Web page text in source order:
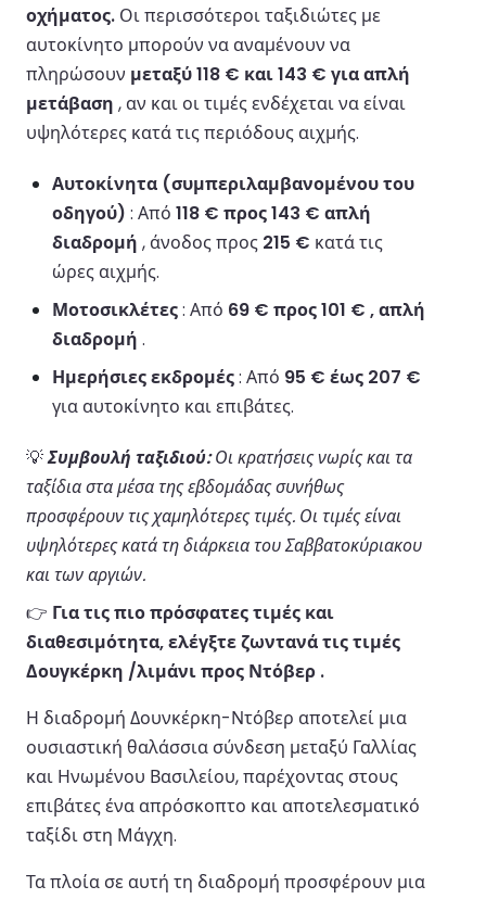
οχήματος. Οι περισσότεροι ταξιδιώτες με
αυτοκίνητο μπορούν να αναμένουν να
πληρώσουν μεταξύ 118 € και 143 € για απλή
μετάβαση , αν και οι τιμές ενδέχεται να είναι
υψηλότερες κατά τις περιόδους αιχμής.
Αυτοκίνητα (συμπεριλαμβανομένου του
οδηγού) : Από 118 € προς 143 € απλή
διαδρομή , άνοδος προς 215 € κατά τις
ώρες αιχμής.
Μοτοσικλέτες: Από 69 € προς 101 € , απλή
διαδρομή .
Ημερήσιες εκδρομές: Από 95 € έως 207 €
για αυτοκίνητο και επιβάτες.
💡Συμβουλή ταξιδιού:Οι κρατήσεις νωρίς και τα
ταξίδια στα μέσα της εβδομάδας συνήθως
προσφέρουν τις χαμηλότερες τιμές. Οι τιμές είναι
υψηλότερες κατά τη διάρκεια του Σαββατοκύριακου
και των αργιών.
👉 Για τις πιο πρόσφατες τιμές και
διαθεσιμότητα, ελέγξτε ζωντανά τις τιμές
Δουγκέρκη /λιμάνι προς Ντόβερ .
Η διαδρομή Δουνκέρκη-Ντόβερ αποτελεί μια
ουσιαστική θαλάσσια σύνδεση μεταξύ Γαλλίας
και Ηνωμένου Βασιλείου, παρέχοντας στους
επιβάτες ένα απρόσκοπτο και αποτελεσματικό
ταξίδι στη Μάγχη.
Τα πλοία σε αυτή τη διαδρομή προσφέρουν μια